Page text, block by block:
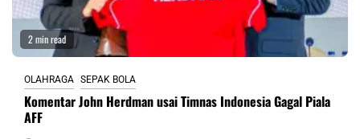
2 min read
OLAHRAGA SEPAK BOLA
Komentar John Herdman usai Timnas Indonesia Gagal Piala
AFF